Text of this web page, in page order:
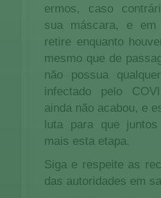
ermos, caso
sua máscara, e em
retire enquanto
mesmo que de
não possua
infectado pelo
ainda não acabou, e
luta para que
mais esta etapa.
Siga e respeite as
das autoridades em